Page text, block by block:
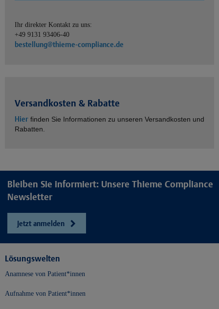
Ihr direkter Kontakt zu uns:
+49 9131 93406-40
bestellung@thieme-compliance.de
Versandkosten & Rabatte
Hier finden Sie Informationen zu unseren Versandkosten und
Rabatten.
Bleiben Sie informiert: Unsere Thieme Compliance
Newsletter
Jetzt anmelden
Lösungswelten
Anamnese von Patient*innen
Aufnahme von Patient*innen